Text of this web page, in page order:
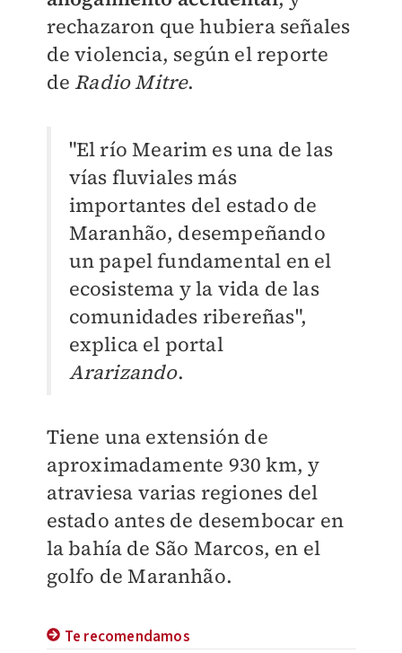
rechazaron que hubiera señales
de violencia, según el reporte
de Radio Mitre.
"El río Mearim es una de las
vías fluviales más
importantes del estado de
Maranhão, desempeñando
un papel fundamental en el
ecosistema y la vida de las
comunidades ribereñas",
explica el portal
Ararizando.
Tiene una extensión de
aproximadamente 930 km, y
atraviesa varias regiones del
estado antes de desembocar en
la bahía de São Marcos, en el
golfo de Maranhão.
Te recomendamos